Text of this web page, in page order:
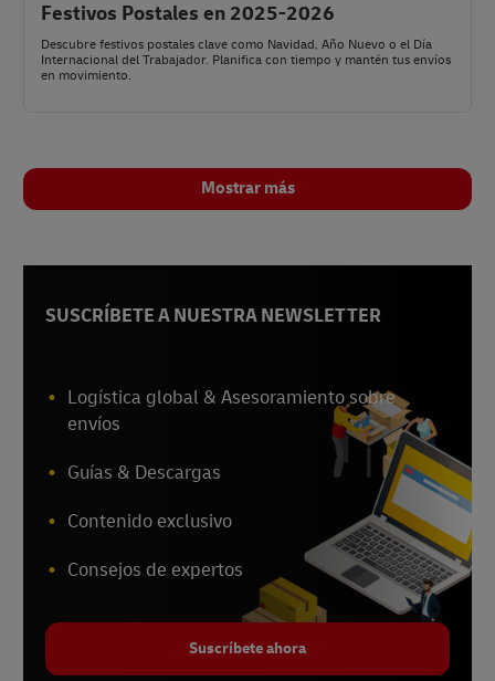
Festivos Postales en 2025-2026
Descubre festivos postales clave como Navidad, Año Nuevo o el Día
Internacional del Trabajador. Planifica con tiempo y mantén tus envíos
en movimiento.
Mostrar más
SUSCRÍBETE A NUESTRA NEWSLETTER
Logística global & Asesoramiento sobre
envíos
Guías & Descargas
Contenido exclusivo
Consejos de expertos
Suscríbete ahora